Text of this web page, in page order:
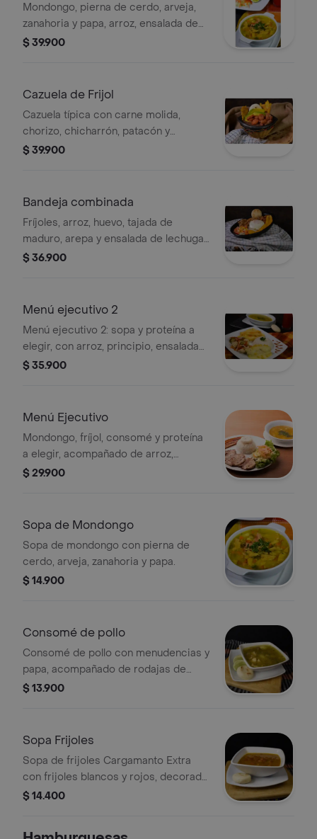
Mondongo, pierna de cerdo, arveja,
zanahoria y papa, arroz, ensalada de
lechuga y zanahoria, arepa y
$ 39.900
Cazuela de Frijol
Cazuela típica con carne molida,
chorizo, chicharrón, patacón y
aguacate, acompañado de fríjol, arepa
$ 39.900
Bandeja combinada
Fríjoles, arroz, huevo, tajada de
maduro, arepa y ensalada de lechuga
y zanahoria, proteína a elegir.
$ 36.900
Menú ejecutivo 2
Menú ejecutivo 2: sopa y proteína a
elegir, con arroz, principio, ensalada
del día, arepa y papas fritas.
$ 35.900
Menú Ejecutivo
Mondongo, fríjol, consomé y proteína
a elegir, acompañado de arroz,
ensalada de lechuga y zanahoria,
$ 29.900
Sopa de Mondongo
Sopa de mondongo con pierna de
cerdo, arveja, zanahoria y papa.
$ 14.900
Consomé de pollo
Consomé de pollo con menudencias y
papa, acompañado de rodajas de
limón y arepa.
$ 13.900
Sopa Frijoles
Sopa de frijoles Cargamanto Extra
con frijoles blancos y rojos, decorada
con cilantro fresco.
$ 14.400